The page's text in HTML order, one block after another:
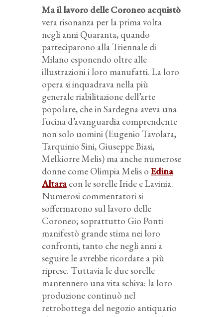
Ma il lavoro delle Coroneo acquistò
vera risonanza per la prima volta
negli anni Quaranta, quando
parteciparono alla Triennale di
Milano esponendo oltre alle
illustrazioni i loro manufatti. La loro
opera si inquadrava nella più
generale riabilitazione dell’arte
popolare, che in Sardegna aveva una
fucina d’avanguardia comprendente
non solo uomini (Eugenio Tavolara,
Tarquinio Sini, Giuseppe Biasi,
Melkiorre Melis) ma anche numerose
donne come Olimpia Melis o Edina
Altaracon le sorelle Iride e Lavinia.
Numerosi commentatori si
soffermarono sul lavoro delle
Coroneo; soprattutto Gio Ponti
manifestò grande stima nei loro
confronti, tanto che negli anni a
seguire le avrebbe ricordate a più
riprese. Tuttavia le due sorelle
mantennero una vita schiva: la loro
produzione continuò nel
retrobottega del negozio antiquario